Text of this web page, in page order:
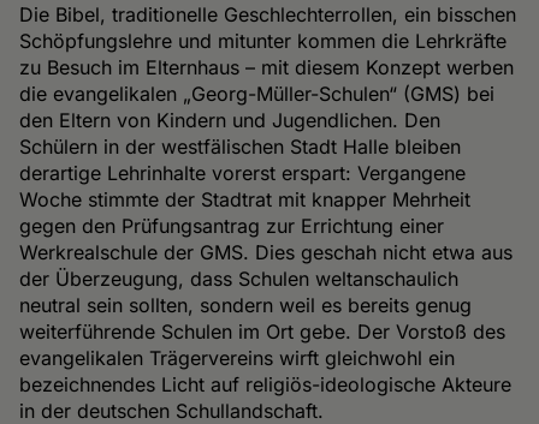
Die Bibel, traditionelle Geschlechterrollen, ein bisschen
Schöpfungslehre und mitunter kommen die Lehrkräfte
zu Besuch im Elternhaus – mit diesem Konzept werben
die evangelikalen „Georg-Müller-Schulen“ (GMS) bei
den Eltern von Kindern und Jugendlichen. Den
Schülern in der westfälischen Stadt Halle bleiben
derartige Lehrinhalte vorerst erspart: Vergangene
Woche stimmte der Stadtrat mit knapper Mehrheit
gegen den Prüfungsantrag zur Errichtung einer
Werkrealschule der GMS. Dies geschah nicht etwa aus
der Überzeugung, dass Schulen weltanschaulich
neutral sein sollten, sondern weil es bereits genug
weiterführende Schulen im Ort gebe. Der Vorstoß des
evangelikalen Trägervereins wirft gleichwohl ein
bezeichnendes Licht auf religiös-ideologische Akteure
in der deutschen Schullandschaft.